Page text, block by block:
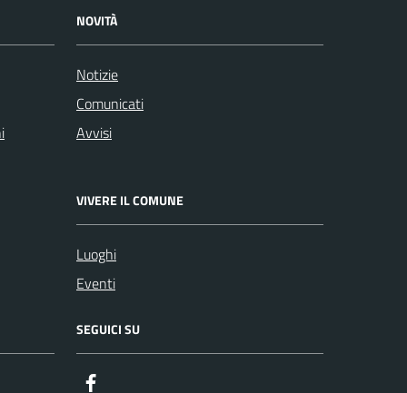
NOVITÀ
Notizie
Comunicati
Avvisi
VIVERE IL COMUNE
Luoghi
Eventi
SEGUICI SU